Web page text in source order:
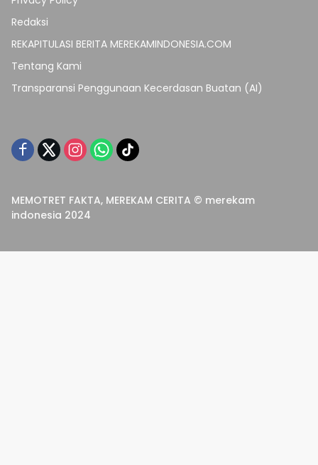
Redaksi
REKAPITULASI BERITA MEREKAMINDONESIA.COM
Tentang Kami
Transparansi Penggunaan Kecerdasan Buatan (AI)
MEMOTRET FAKTA, MEREKAM CERITA © merekam
indonesia 2024